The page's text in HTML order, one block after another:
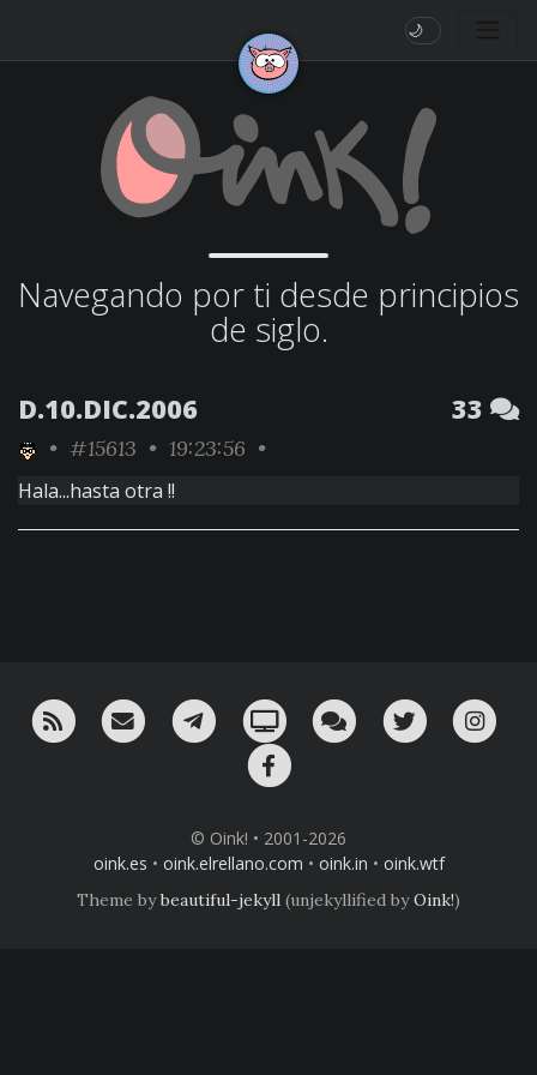
🌙
Navegando por ti desde principios
de siglo.
D.10.DIC.2006 33
• #15613 • 19:23:56 •
Hala...hasta otra !!
RSS ¡Mándame un email!¡Nuestro canal en Telegram!
Oink! TV Charla con nosotros
Twitter
© Oink! • 2001-2026
oink.es • oink.elrellano.com • oink.in • oink.wtf
Theme bybeautiful-jekyll (unjekyllified byOink!)